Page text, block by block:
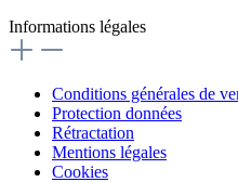
Informations légales
Conditions générales de
Protection données
Rétractation
Mentions légales
Cookies